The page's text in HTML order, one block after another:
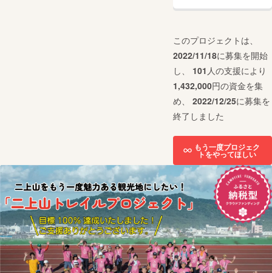
このプロジェクトは、
2022/11/18に募集を開始
し、 101 人の支援により
1,432,000円の資金を集
め、 2022/12/25に募集を
終了しました
もう一度プロジェク
トをやってほしい